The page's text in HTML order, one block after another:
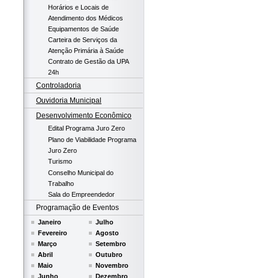
Horários e Locais de
Atendimento dos Médicos
Equipamentos de Saúde
Carteira de Serviços da
Atenção Primária à Saúde
Contrato de Gestão da UPA
24h
Controladoria
Ouvidoria Municipal
Desenvolvimento Econômico
Edital Programa Juro Zero
Plano de Viabilidade Programa
Juro Zero
Turismo
Conselho Municipal do
Trabalho
Sala do Empreendedor
Programação de Eventos
Janeiro
Fevereiro
Março
Abril
Maio
Junho
Julho
Agosto
Setembro
Outubro
Novembro
Dezembro